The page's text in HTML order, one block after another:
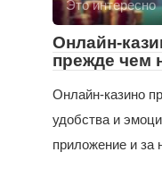
Это интересно
Онлайн-
прежде чем
Онлайн-казино
удобства и
приложение и за